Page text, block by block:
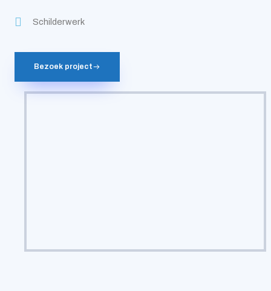
Schilderwerk
Bezoek project